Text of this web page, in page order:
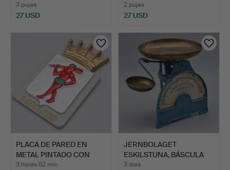
3 pujas
27 USD
2 pujas
27 USD
PLACA DE PARED EN
METAL PINTADO CON
MOTIVO…
3 horas 52 min
JERNBOLAGET
ESKILSTUNA, BÁSCULA
DE COCINA …
3 días